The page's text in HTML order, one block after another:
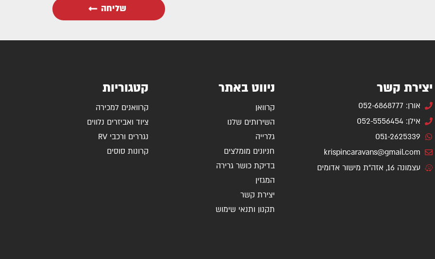
שליחה
יצירת קשר
אורן: 052-6868777
אילן: 052-5556454
051-2625339
krispincaravans@gmail.com
עצמונה 16, אזה"ת מישור אדומים
ניווט באתר
קרוואן
השירותים שלנו
גלרייה
חניונים מומלצים
בדיקת כושר גרירה
המגזין
יצירת קשר
תקנון ותנאי שימוש
קטגוריות
קרוואנים למכירה
ציוד ואביזרים נלווים
נגררים ורכבי RV
קרונות סוסים